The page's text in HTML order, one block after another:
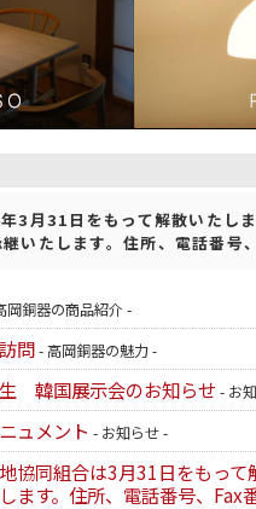
3月31日をもって解散いたし
いたします。住所、電話番号
岡銅器の商品紹介 -
問- 高岡銅器の魅力 -
韓国展示会のお知らせ - お
ュメント - お知らせ -
協同組合は3月31日をもっ
ます。住所、電話番号、Fax